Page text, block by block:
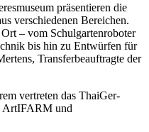
präsentieren die
verschiedenen Bereichen.
– vom Schulgartenroboter
bis hin zu Entwürfen für
Transferbeauftragte der
vertreten das ThaiGer-
ArtIFARM und